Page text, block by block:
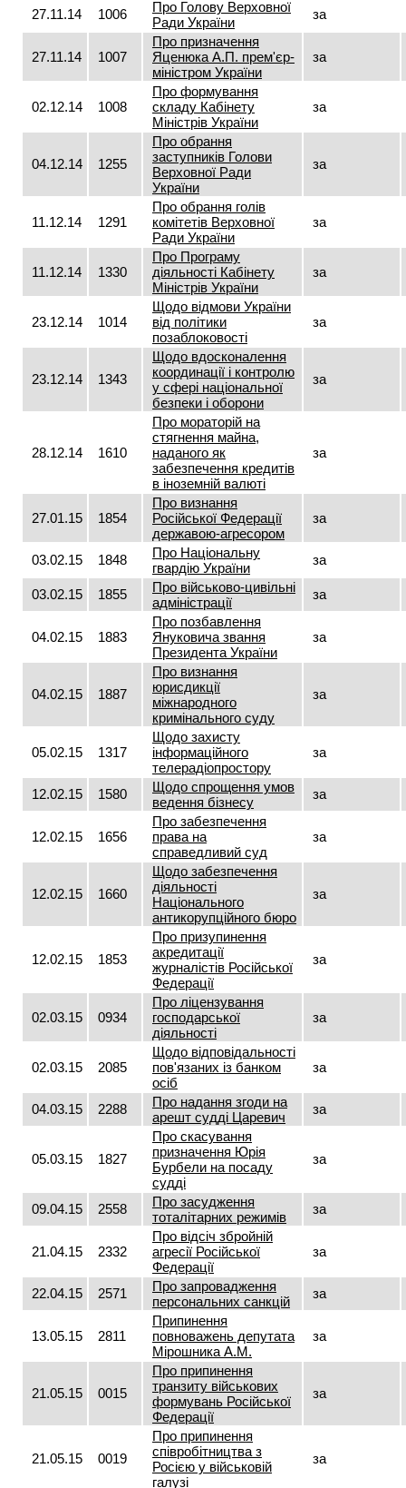
27.11.14 1006
Про Голову Верховної
Ради України
за
27.11.14 1007
Про призначення
Яценюка А.П. прем'єр-
міністром України
за
02.12.14 1008
Про формування
складу Кабінету
Міністрів України
за
04.12.14 1255
Про обрання
заступників Голови
Верховної Ради
України
за
11.12.14 1291
Про обрання голів
комітетів Верховної
Ради України
за
11.12.14 1330
Про Програму
діяльності Кабінету
Міністрів України
за
23.12.14 1014
Щодо відмови України
від політики
позаблоковості
за
23.12.14 1343
Щодо вдосконалення
координації і контролю
у сфері національної
безпеки і оборони
за
28.12.14 1610
Про мораторій на
стягнення майна,
наданого як
забезпечення кредитів
в іноземній валюті
за
27.01.15 1854
Про визнання
Російської Федерації
державою-агресором
за
03.02.15 1848
Про Національну
гвардію України
за
03.02.15 1855
Про військово-цивільні
адміністрації
за
04.02.15 1883
Про позбавлення
Януковича звання
Президента України
за
04.02.15 1887
Про визнання
юрисдикції
міжнародного
кримінального суду
за
05.02.15 1317
Щодо захисту
інформаційного
телерадіопростору
за
12.02.15 1580
Щодо спрощення умов
ведення бізнесу
за
12.02.15 1656
Про забезпечення
права на
справедливий суд
за
12.02.15 1660
Щодо забезпечення
діяльності
Національного
антикорупційного бюро
за
12.02.15 1853
Про призупинення
акредитації
журналістів Російської
Федерації
за
02.03.15 0934
Про ліцензування
господарської
діяльності
за
02.03.15 2085
Щодо відповідальності
пов'язаних із банком
осіб
за
04.03.15 2288
Про надання згоди на
арешт судді Царевич
за
05.03.15 1827
Про скасування
призначення Юрія
Бурбели на посаду
судді
за
09.04.15 2558
Про засудження
тоталітарних режимів
за
21.04.15 2332
Про відсіч збройній
агресії Російської
Федерації
за
22.04.15 2571
Про запровадження
персональних санкцій
за
13.05.15 2811
Припинення
повноважень депутата
Мірошника А.М.
за
21.05.15 0015
Про припинення
транзиту військових
формувань Російської
Федерації
за
21.05.15 0019
Про припинення
співробітництва з
Росією у військовій
галузі
за